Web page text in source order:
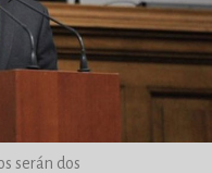
serán dos